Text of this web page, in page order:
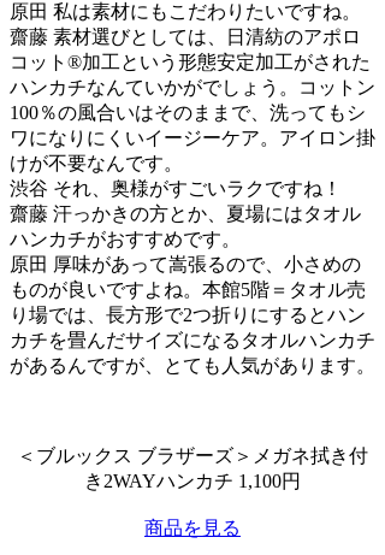
原田 私は素材にもこだわりたいですね。
齋藤 素材選びとしては、日清紡のアポロ
コット®加工という形態安定加工がされた
ハンカチなんていかがでしょう。コットン
100％の風合いはそのままで、洗ってもシ
ワになりにくいイージーケア。アイロン掛
けが不要なんです。
渋谷 それ、奥様がすごいラクですね！
齋藤 汗っかきの方とか、夏場にはタオル
ハンカチがおすすめです。
原田 厚味があって嵩張るので、小さめの
ものが良いですよね。本館5階＝タオル売
り場では、長方形で2つ折りにするとハン
カチを畳んだサイズになるタオルハンカチ
があるんですが、とても人気があります。
＜ブルックス ブラザーズ＞メガネ拭き付
き2WAYハンカチ 1,100円
商品を見る